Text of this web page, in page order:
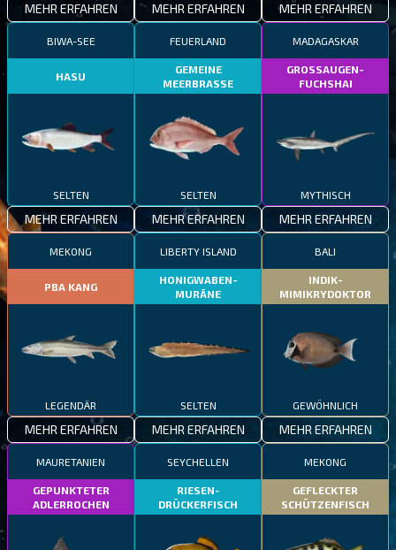
MEHR ERFAHREN MEHR ERFAHREN MEHR ERFAHREN
BIWA-SEE
HASU
SELTEN
MEHR ERFAHREN
FEUERLAND
GEMEINE
MEERBRASSE
SELTEN
MEHR ERFAHREN
MADAGASKAR
GROSSAUGEN-
FUCHSHAI
MYTHISCH
MEHR ERFAHREN
MEKONG
PBA KANG
LEGENDÄR
MEHR ERFAHREN
LIBERTY ISLAND
HONIGWABEN-
MURÄNE
SELTEN
MEHR ERFAHREN
BALI
INDIK-
MIMIKRYDOKTOR
GEWÖHNLICH
MEHR ERFAHREN
MAURETANIEN
GEPUNKTETER
ADLERROCHEN
SEYCHELLEN
RIESEN-
DRÜCKERFISCH
MEKONG
GEFLECKTER
SCHÜTZENFISCH